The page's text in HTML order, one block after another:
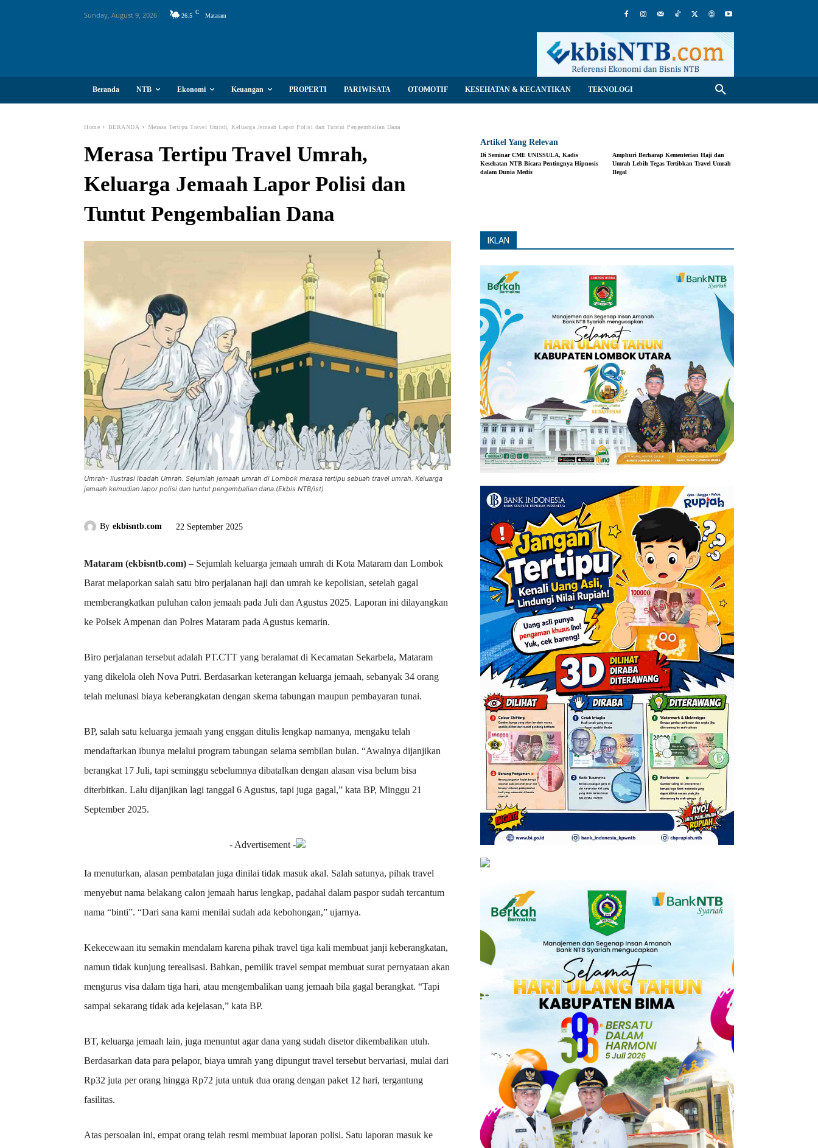
Sunday, August 9, 2026 26.5
C
Mataram
Beranda NTB Ekonomi Keuangan PROPERTI PARIWISATA OTOMOTIF KESEHATAN & KECANTIKAN TEKNOLOGI
Home BERANDA Merasa Tertipu Travel Umrah, Keluarga Jemaah Lapor Polisi dan Tuntut Pengembalian Dana
Merasa Tertipu Travel Umrah,
Keluarga Jemaah Lapor Polisi dan
Tuntut Pengembalian Dana
Umrah- Ilustrasi ibadah Umrah. Sejumlah jemaah umrah di Lombok merasa tertipu sebuah travel umrah. Keluarga
jemaah kemudian lapor polisi dan tuntut pengembalian dana.(Ekbis NTB/ist)
By ekbisntb.com 22 September 2025
Mataram (ekbisntb.com) – Sejumlah keluarga jemaah umrah di Kota Mataram dan Lombok
Barat melaporkan salah satu biro perjalanan haji dan umrah ke kepolisian, setelah gagal
memberangkatkan puluhan calon jemaah pada Juli dan Agustus 2025. Laporan ini dilayangkan
ke Polsek Ampenan dan Polres Mataram pada Agustus kemarin.
Biro perjalanan tersebut adalah PT.CTT yang beralamat di Kecamatan Sekarbela, Mataram
yang dikelola oleh Nova Putri. Berdasarkan keterangan keluarga jemaah, sebanyak 34 orang
telah melunasi biaya keberangkatan dengan skema tabungan maupun pembayaran tunai.
BP, salah satu keluarga jemaah yang enggan ditulis lengkap namanya, mengaku telah
mendaftarkan ibunya melalui program tabungan selama sembilan bulan. “Awalnya dijanjikan
berangkat 17 Juli, tapi seminggu sebelumnya dibatalkan dengan alasan visa belum bisa
diterbitkan. Lalu dijanjikan lagi tanggal 6 Agustus, tapi juga gagal,” kata BP, Minggu 21
September 2025.
- Advertisement -
Ia menuturkan, alasan pembatalan juga dinilai tidak masuk akal. Salah satunya, pihak travel
menyebut nama belakang calon jemaah harus lengkap, padahal dalam paspor sudah tercantum
nama “binti”. “Dari sana kami menilai sudah ada kebohongan,” ujarnya.
Kekecewaan itu semakin mendalam karena pihak travel tiga kali membuat janji keberangkatan,
namun tidak kunjung terealisasi. Bahkan, pemilik travel sempat membuat surat pernyataan akan
mengurus visa dalam tiga hari, atau mengembalikan uang jemaah bila gagal berangkat. “Tapi
sampai sekarang tidak ada kejelasan,” kata BP.
BT, keluarga jemaah lain, juga menuntut agar dana yang sudah disetor dikembalikan utuh.
Berdasarkan data para pelapor, biaya umrah yang dipungut travel tersebut bervariasi, mulai dari
Rp32 juta per orang hingga Rp72 juta untuk dua orang dengan paket 12 hari, tergantung
fasilitas.
Atas persoalan ini, empat orang telah resmi membuat laporan polisi. Satu laporan masuk ke
Artikel Yang Relevan
Di Seminar CME UNISSULA, Kadis
Kesehatan NTB Bicara Pentingnya Hipnosis
dalam Dunia Medis
Amphuri Berharap Kementerian Haji dan
Umrah Lebih Tegas Tertibkan Travel Umrah
Ilegal
IKLAN